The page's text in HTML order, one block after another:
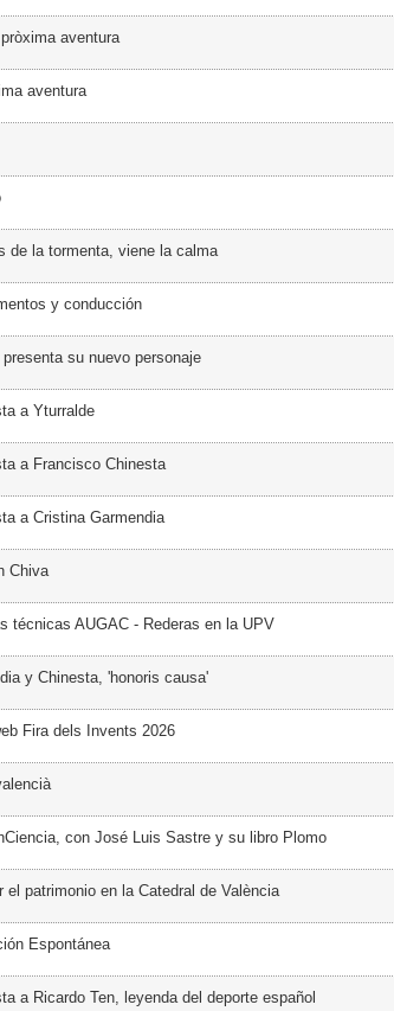
aventura
aventura
de la tormenta, viene la calma
y conducción
su nuevo personaje
a Yturralde
a Francisco Chinesta
a Cristina Garmendia
Chiva
técnicas AUGAC - Rederas en la UPV
y Chinesta, 'honoris causa'
Fira dels Invents 2026
con José Luis Sastre y su libro Plomo
el patrimonio en la Catedral de València
Espontánea
a Ricardo Ten, leyenda del deporte español